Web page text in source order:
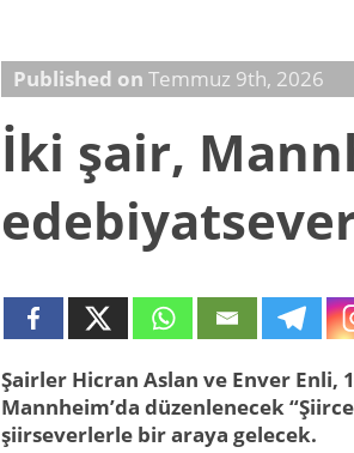
Published on Temmuz 9th, 2026
İki şair,
Şairler Hicran Aslan ve Enver Enli,
Mannheim’da düzenlenecek
şiirseverlerle bir araya gelecek.